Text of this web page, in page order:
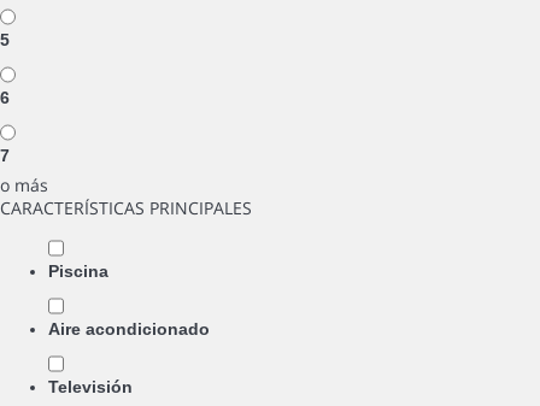
5
6
7
o más
CARACTERÍSTICAS PRINCIPALES
Piscina
Aire acondicionado
Televisión